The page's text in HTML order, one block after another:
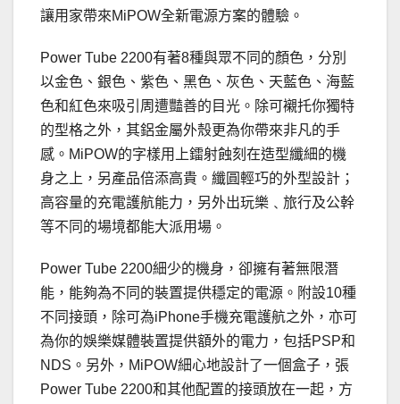
讓用家帶來MiPOW全新電源方案的體驗。
Power Tube 2200有著8種與眾不同的顏色，分別
以金色、銀色、紫色、黑色、灰色、天藍色、海藍
色和紅色來吸引周遭豔善的目光。除可襯托你獨特
的型格之外，其鋁金屬外殼更為你帶來非凡的手
感。MiPOW的字樣用上鐳射蝕刻在造型纖細的機
身之上，另產品倍添高貴。纖圓輕巧的外型設計；
高容量的充電護航能力，另外出玩樂﹑旅行及公幹
等不同的場境都能大派用場。
Power Tube 2200細少的機身，卻擁有著無限潛
能，能夠為不同的裝置提供穩定的電源。附設10種
不同接頭，除可為iPhone手機充電護航之外，亦可
為你的娛樂媒體裝置提供額外的電力，包括PSP和
NDS。另外，MiPOW細心地設計了一個盒子，張
Power Tube 2200和其他配置的接頭放在一起，方